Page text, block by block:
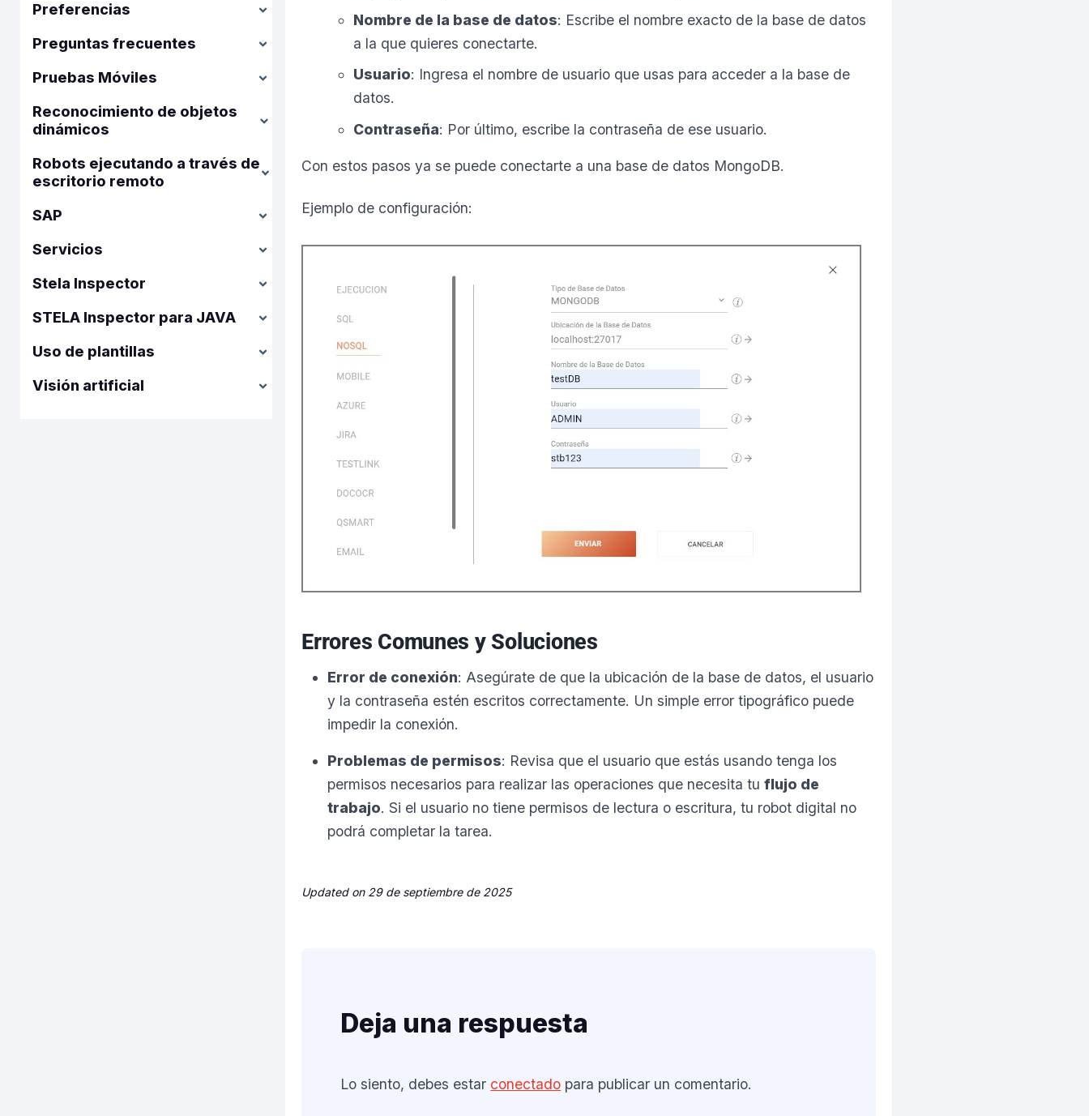
Preferencias
Preguntas frecuentes
Pruebas Móviles
Reconocimiento de objetos
dinámicos
Robots ejecutando a través de
escritorio remoto
SAP
Servicios
Stela Inspector
STELA Inspector para JAVA
Uso de plantillas
Visión artificial
Nombre de la base de datos: Escribe el nombre exacto de la base de datos
a la que quieres conectarte.
Usuario: Ingresa el nombre de usuario que usas para acceder a la base de
datos.
Contraseña: Por último, escribe la contraseña de ese usuario.
Con estos pasos ya se puede conectarte a una base de datos MongoDB.
Ejemplo de configuración:
Errores Comunes y Soluciones
Error de conexión: Asegúrate de que la ubicación de la base de datos, el usuario
y la contraseña estén escritos correctamente. Un simple error tipográfico puede
impedir la conexión.
Problemas de permisos: Revisa que el usuario que estás usando tenga los
permisos necesarios para realizar las operaciones que necesita tuflujo de
trabajo. Si el usuario no tiene permisos de lectura o escritura, tu robot digital no
podrá completar la tarea.
Updated on 29 de septiembre de 2025
Deja una respuesta
Lo siento, debes estar conectado para publicar un comentario.